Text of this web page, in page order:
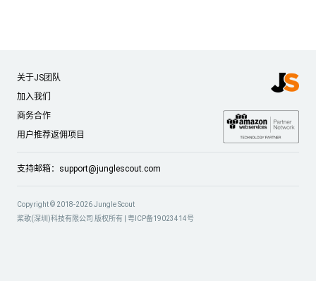
关于JS团队
加入我们
商务合作
用户推荐返佣项目
支持邮箱： support@junglescout.com
Copyright © 2018-2026 Jungle Scout
桨歌(深圳)科技有限公司 版权所有 | 粤ICP备19023414号